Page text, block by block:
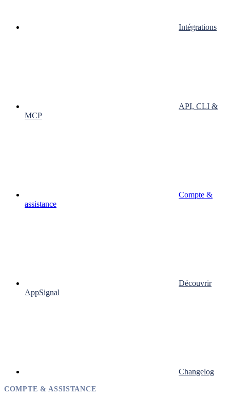
Intégrations
API, CLI &
MCP
Compte &
assistance
Découvrir
AppSignal
Changelog
COMPTE & ASSISTANCE